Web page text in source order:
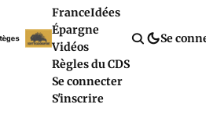
FranceIdées
Épargne
Vidéos
Règles du CDS
Se connecter
S'inscrire
Se